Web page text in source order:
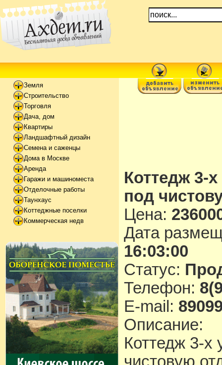
Земля
Строительство
Торговля
Дача, дом
Квартиры
Ландшафтный дизайн
Семена и саженцы
Дома в Москве
Аренда
Гаражи и машиноместа
Отделочные работы
Таунхаус
Коттеджные поселки
Коммерческая недв
Коттедж 3-
под
Цена:
Дата
16:03:00
Статус:
Телефон:
E-mail:
Описание:
Коттедж 3-х